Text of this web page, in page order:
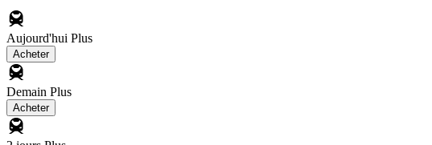
Aujourd'hui Plus
Acheter
Demain Plus
Acheter